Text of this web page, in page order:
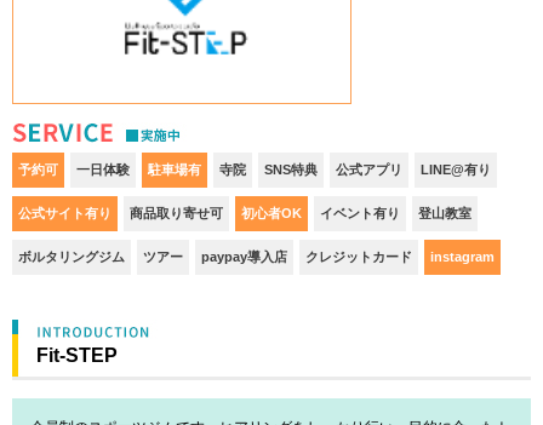
予約可 一日体験 駐車場有 寺院 SNS特典 公式アプリ LINE@有り
公式サイト有り 商品取り寄せ可 初心者OK イベント有り 登山教室
ボルタリングジム ツアー paypay導入店 クレジットカード instagram
Fit-STEP